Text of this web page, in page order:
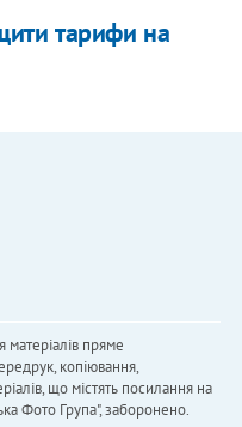
тарифи на
матеріалів пряме
копіювання,
що містять посилання на
Фото Група", заборонено.